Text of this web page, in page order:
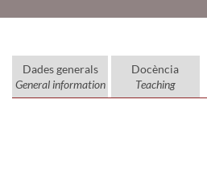
Dades generals
General information
Docència
Teaching